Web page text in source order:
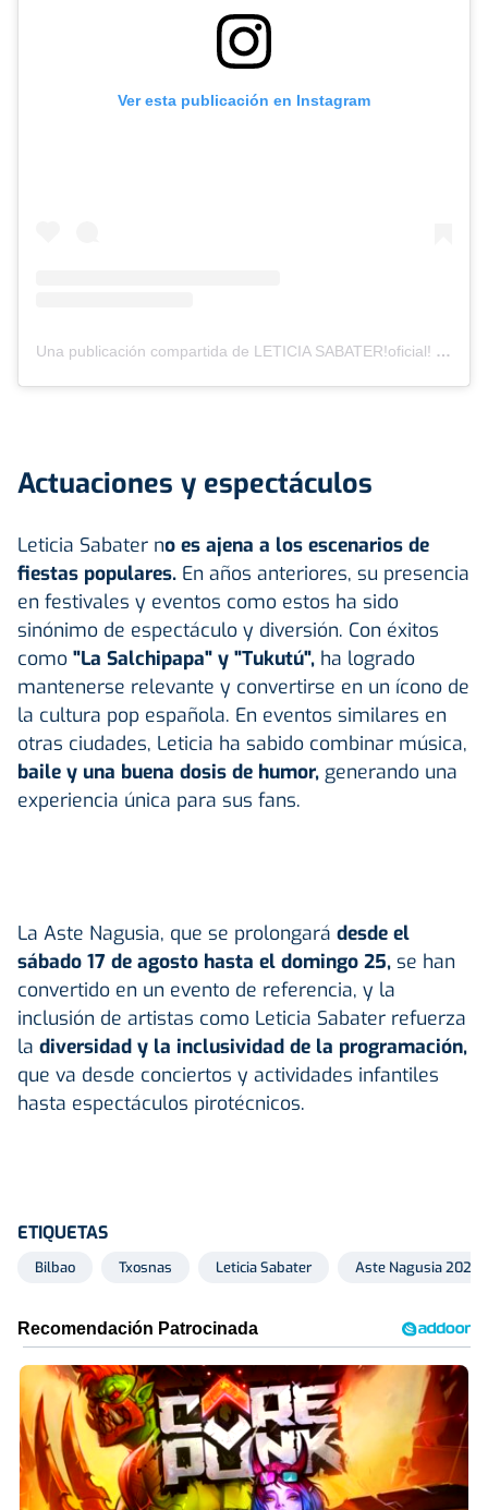
Ver esta publicación en Instagram
Una publicación compartida de LETICIA SABATER!oficial! (@leticiasabateralonso)
Actuaciones y espectáculos
Leticia Sabater no es ajena a los escenarios de
fiestas populares. En años anteriores, su presencia
en festivales y eventos como estos ha sido
sinónimo de espectáculo y diversión. Con éxitos
como "La Salchipapa" y "Tukutú", ha logrado
mantenerse relevante y convertirse en un ícono de
la cultura pop española. En eventos similares en
otras ciudades, Leticia ha sabido combinar música,
baile y una buena dosis de humor, generando una
experiencia única para sus fans.
La Aste Nagusia, que se prolongará desde el
sábado 17 de agosto hasta el domingo 25, se han
convertido en un evento de referencia, y la
inclusión de artistas como Leticia Sabater refuerza
la diversidad y la inclusividad de la programación,
que va desde conciertos y actividades infantiles
hasta espectáculos pirotécnicos.
ETIQUETAS
Bilbao Txosnas Leticia Sabater Aste Nagusia 2024